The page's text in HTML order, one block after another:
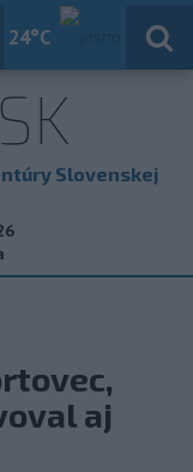
24°C
Slovensko
Slovenskej
aj